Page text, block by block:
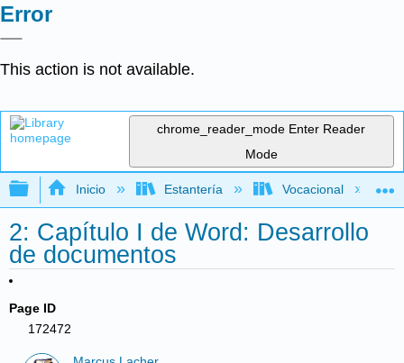
Error
This action is not available.
chrome_reader_mode Enter Reader
Mode
Expandir/contraer jerarquía global
Inicio Estantería Vocacional
2: Capítulo I de Word: Desarrollo
de documentos
Page ID
172472